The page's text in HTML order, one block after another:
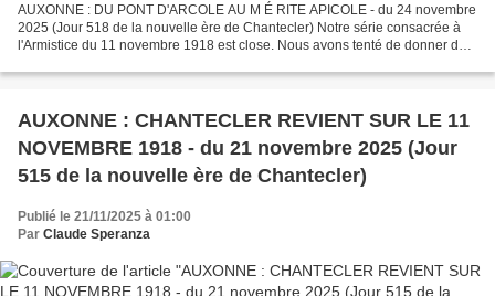
AUXONNE : DU PONT D'ARCOLE AU M É RITE APICOLE - du 24 novembre
2025 (Jour 518 de la nouvelle ère de Chantecler) Notre série consacrée à
l'Armistice du 11 novembre 1918 est close. Nous avons tenté de donner de
AUXONNE : CHANTECLER REVIENT SUR LE 11
NOVEMBRE 1918 - du 21 novembre 2025 (Jour
515 de la nouvelle ère de Chantecler)
Publié le 21/11/2025 à 01:00
Par Claude Speranza